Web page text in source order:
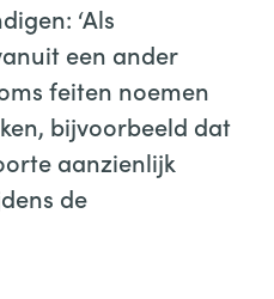
‘Als
een ander
feiten noemen
bijvoorbeeld dat
aanzienlijk
de